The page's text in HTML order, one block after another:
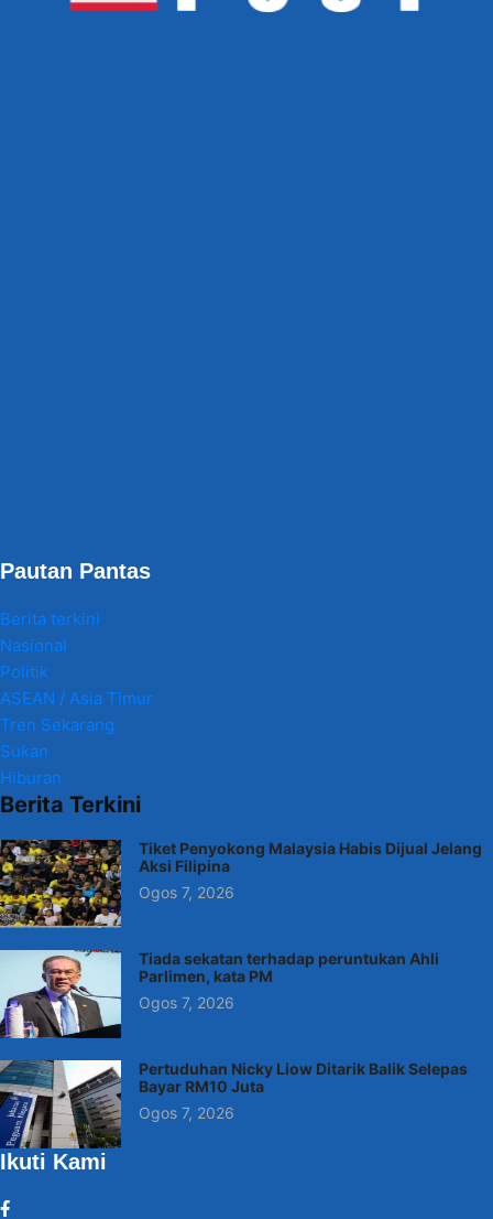
Pautan Pantas
Berita terkini
Nasional
Politik
ASEAN / Asia Timur
Tren Sekarang
Sukan
Hiburan
Berita Terkini
Tiket Penyokong Malaysia Habis Dijual Jelang
Aksi Filipina
Ogos 7, 2026
Tiada sekatan terhadap peruntukan Ahli
Parlimen, kata PM
Ogos 7, 2026
Pertuduhan Nicky Liow Ditarik Balik Selepas
Bayar RM10 Juta
Ogos 7, 2026
Ikuti Kami